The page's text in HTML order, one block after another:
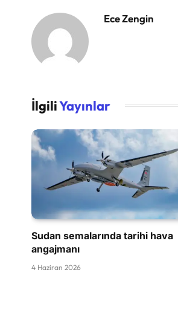
Ece Zengin
İlgiliYayınlar
Sudan semalarında tarihi hava
angajmanı
4 Haziran 2026